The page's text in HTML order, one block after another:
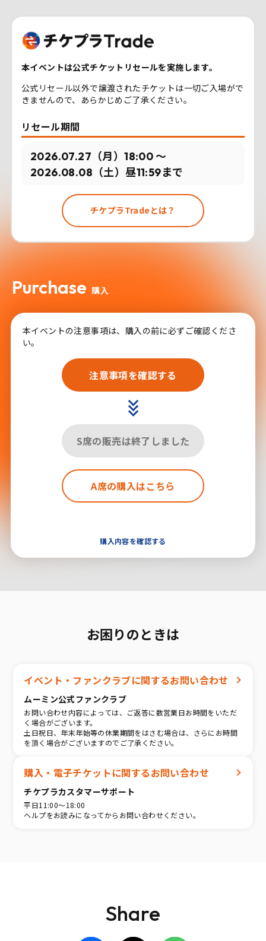
本イベントは公式チケットリセールを実施します。
公式リセール以外で譲渡されたチケットは一切ご入場がで
きませんので、あらかじめご了承ください。
リセール期間
2026.07.27（月）18:00 〜
2026.08.08（土）昼11:59まで
チケプラTradeとは？
Purchase 購入
本イベントの注意事項は、購入の前に必ずご確認くださ
い。
注意事項を確認する
S席の販売は終了しました
A席の購入はこちら
購入内容を確認する
お困りのときは
イベント・ファンクラブに関するお問い合わせ
ムーミン公式ファンクラブ
お問い合わせ内容によっては、ご返答に数営業日お時間をいただ
く場合がございます。
土日祝日、年末年始等の休業期間をはさむ場合は、さらにお時間
を頂く場合がございますのでご了承ください。
購入・電子チケットに関するお問い合わせ
チケプラカスタマーサポート
平日11:00〜18:00
ヘルプをお読みになってからお問い合わせください。
Share